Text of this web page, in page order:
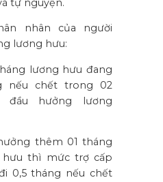
tự nguyện.
nhân của người
lương hưu:
lương hưu đang
nếu chết trong 02
đầu hưởng lương
thêm 01 tháng
hưu thì mức trợ cấp
0,5 tháng nếu chết